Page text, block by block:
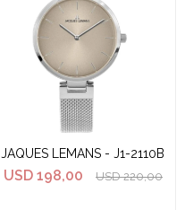
JAQUES LEMANS - J1-2110B
USD 198,00 USD 220,00